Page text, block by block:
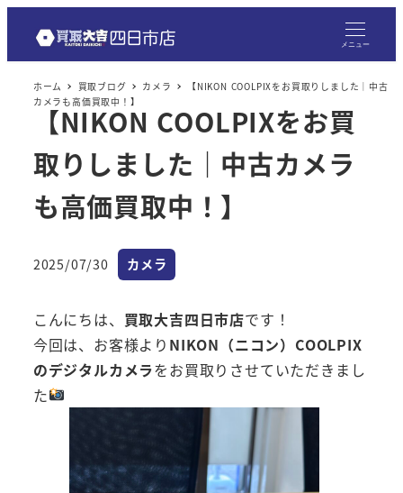
メニュー
ホーム 買取ブログ カメラ
【NIKON COOLPIXをお買取りしました｜中古
カメラも高価買取中！】
【NIKON COOLPIXをお買
取りしました｜中古カメラ
も高価買取中！】
投稿日
2025/07/30 カテゴリー
カメラ
こんにちは、 買取大吉四日市店です！
今回は、お客様より NIKON（ニコン）COOLPIX
のデジタルカメラをお買取りさせていただきまし
た